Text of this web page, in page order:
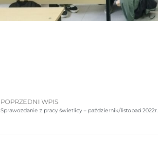
POPRZEDNI WPIS
Sprawozdanie z pracy świetlicy – październik/listopad 2022r.